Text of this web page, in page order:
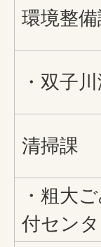
環境整
・双子
清掃課
・粗大
付セン